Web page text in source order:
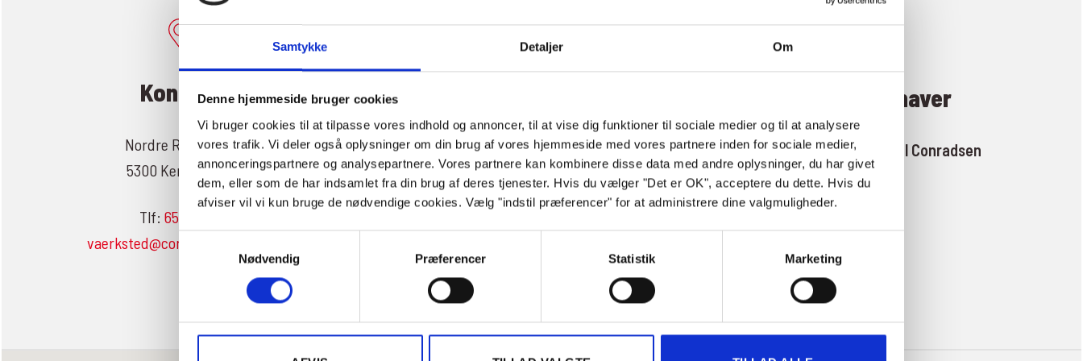
Samtykke Detaljer Om
Denne hjemmeside bruger cookies
Vi bruger cookies til at tilpasse vores indhold og annoncer, til at vise dig funktioner til sociale medier og til at analysere
vores trafik. Vi deler også oplysninger om din brug af vores hjemmeside med vores partnere inden for sociale medier,
annonceringspartnere og analysepartnere. Vores partnere kan kombinere disse data med andre oplysninger, du har givet
dem, eller som de har indsamlet fra din brug af deres tjenester. Hvis du vælger "Det er OK", acceptere du dette. Hvis du
afviser vil vi kun bruge de nødvendige cookies. Vælg "indstil præferencer" for at administrere dine valgmuligheder.
Samtykkevalg
Nødvendig
Præferencer Statistik Marketing
Kontakt
Nordre Ringvej 56
5300 Kerteminde
Tlf: 65322919
vaerksted@conradsenbiler.dk
Mandag:
07.30-15.45
Tirsdag:
07.30-15.45
Onsdag:
07.30-15.45
Lørdag:
Søndag:
Indehaver
Allan Bredahl Conradsen